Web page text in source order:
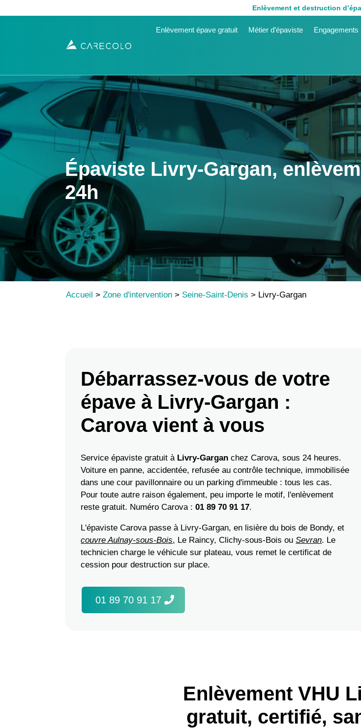
Enlèvement et destruction
Enlèvement épave gratuit Métier d’épaviste Engagements
Épaviste Livry-Gargan,
24h
Accueil >Zone d'intervention > Seine-Saint-Denis > Livry-Gargan
Débarrassez-vous de votre
épave à Livry-Gargan :
Carova vient à vous
Service épaviste gratuit à Livry-Gargan chez Carova, sous 24 heures.
Voiture en panne, accidentée, refusée au contrôle technique, immobilisée
dans une cour pavillonnaire ou un parking d'immeuble : tous les cas.
Pour toute autre raison également, peu importe le motif, l'enlèvement
reste gratuit. Numéro Carova :01 89 70 91 17.
L'épaviste Carova passe à Livry-Gargan, en lisière du bois de Bondy, et
couvre Aulnay-sous-Bois, Le Raincy, Clichy-sous-Bois ouSevran. Le
technicien charge le véhicule sur plateau, vous remet le certificat de
cession pour destruction sur place.
01 89 70 91 17
Enlèvement VHU
gratuit, certifié,